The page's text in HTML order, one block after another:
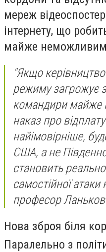
мереж
інтернету, що
майже
"Якщо
режиму загрожує
командири майже
наказ про
найімовірніше,
США, а не
становить
самостійної
професор
Нова зброя біля
Паралельно з